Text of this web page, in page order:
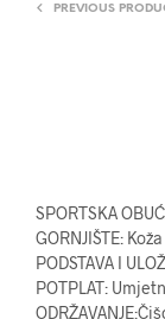
PREVIOUS
SPORTSKA
GORNJIŠTE: Koža
PODSTAVA I
POTPLAT: